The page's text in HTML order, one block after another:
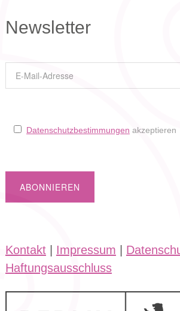
Newsletter
Datenschutzbestimmungen akzeptieren
Kontakt| Impressum
Haftungsausschluss